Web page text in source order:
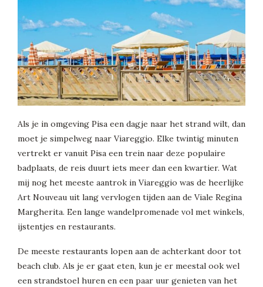
Als je in omgeving Pisa een dagje naar het strand wilt, dan
moet je simpelweg naar Viareggio. Elke twintig minuten
vertrekt er vanuit Pisa een trein naar deze populaire
badplaats, de reis duurt iets meer dan een kwartier. Wat
mij nog het meeste aantrok in Viareggio was de heerlijke
Art Nouveau uit lang vervlogen tijden aan de Viale Regina
Margherita. Een lange wandelpromenade vol met winkels,
ijstentjes en restaurants.
De meeste restaurants lopen aan de achterkant door tot
beach club. Als je er gaat eten, kun je er meestal ook wel
een strandstoel huren en een paar uur genieten van het